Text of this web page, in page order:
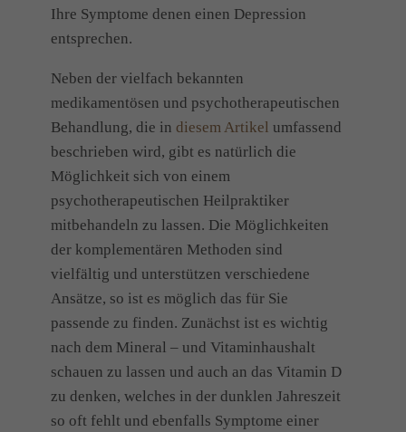
Ihre Symptome denen einen Depression
entsprechen.
Neben der vielfach bekannten
medikamentösen und psychotherapeutischen
Behandlung, die in diesem Artikel umfassend
beschrieben wird, gibt es natürlich die
Möglichkeit sich von einem
psychotherapeutischen Heilpraktiker
mitbehandeln zu lassen. Die Möglichkeiten
der komplementären Methoden sind
vielfältig und unterstützen verschiedene
Ansätze, so ist es möglich das für Sie
passende zu finden. Zunächst ist es wichtig
nach dem Mineral – und Vitaminhaushalt
schauen zu lassen und auch an das Vitamin D
zu denken, welches in der dunklen Jahreszeit
so oft fehlt und ebenfalls Symptome einer